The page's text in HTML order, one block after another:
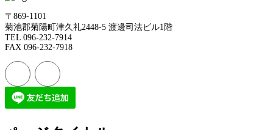
〒869-1101
菊池郡菊陽町津久礼2448-5 渡邊司法ビル1階
TEL 096-232-7914
FAX 096-232-7918